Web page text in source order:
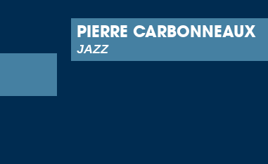
PIERRE CARBONNEAUX
JAZZ